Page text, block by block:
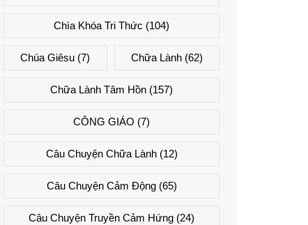
Chìa Khóa Tri Thức (104)
Chúa Giêsu (7) Chữa Lành(62)
Chữa Lành Tâm Hồn (157)
CÔNG GIÁO (7)
Câu Chuyện Chữa Lành(12)
Câu Chuyện Cảm Động(65)
Câu Chuyện Truyền Cảm Hứng (24)